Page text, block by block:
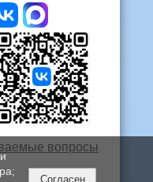
вопросы
Согласен